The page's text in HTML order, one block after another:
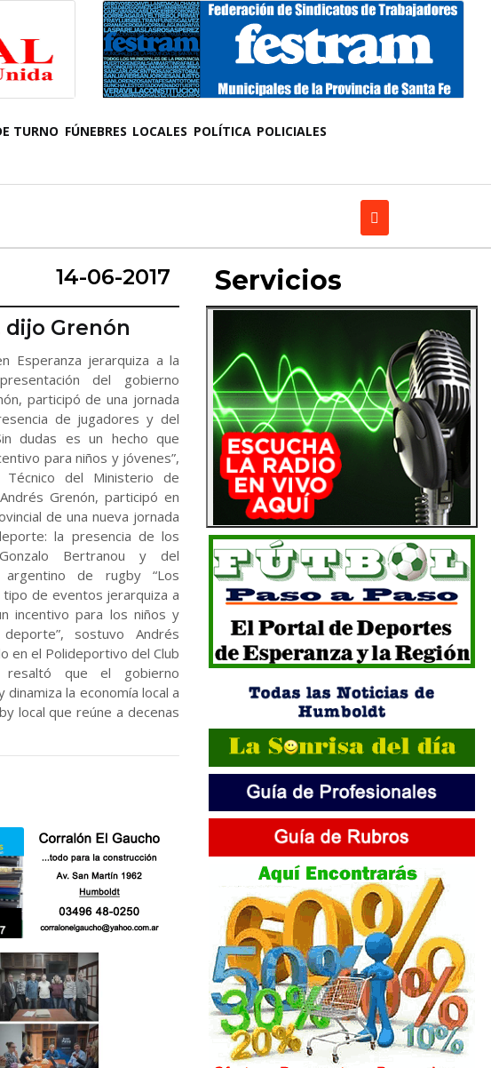
TURNO FÚNEBRES LOCALES POLÍTICA POLICIALES
14-06-2017
dijo Grenón
Esperanza jerarquiza a la
del gobierno
participó de una jornada
de jugadores y del
dudas es un hecho que
para niños y jóvenes”,
del Ministerio de
Grenón, participó en
de una nueva jornada
la presencia de los
Bertranou y del
argentino de rugby “Los
tipo de eventos jerarquiza a
incentivo para los niños y
sostuvo Andrés
en el Polideportivo del Club
resaltó que el gobierno
la economía local a
local que reúne a decenas
Servicios